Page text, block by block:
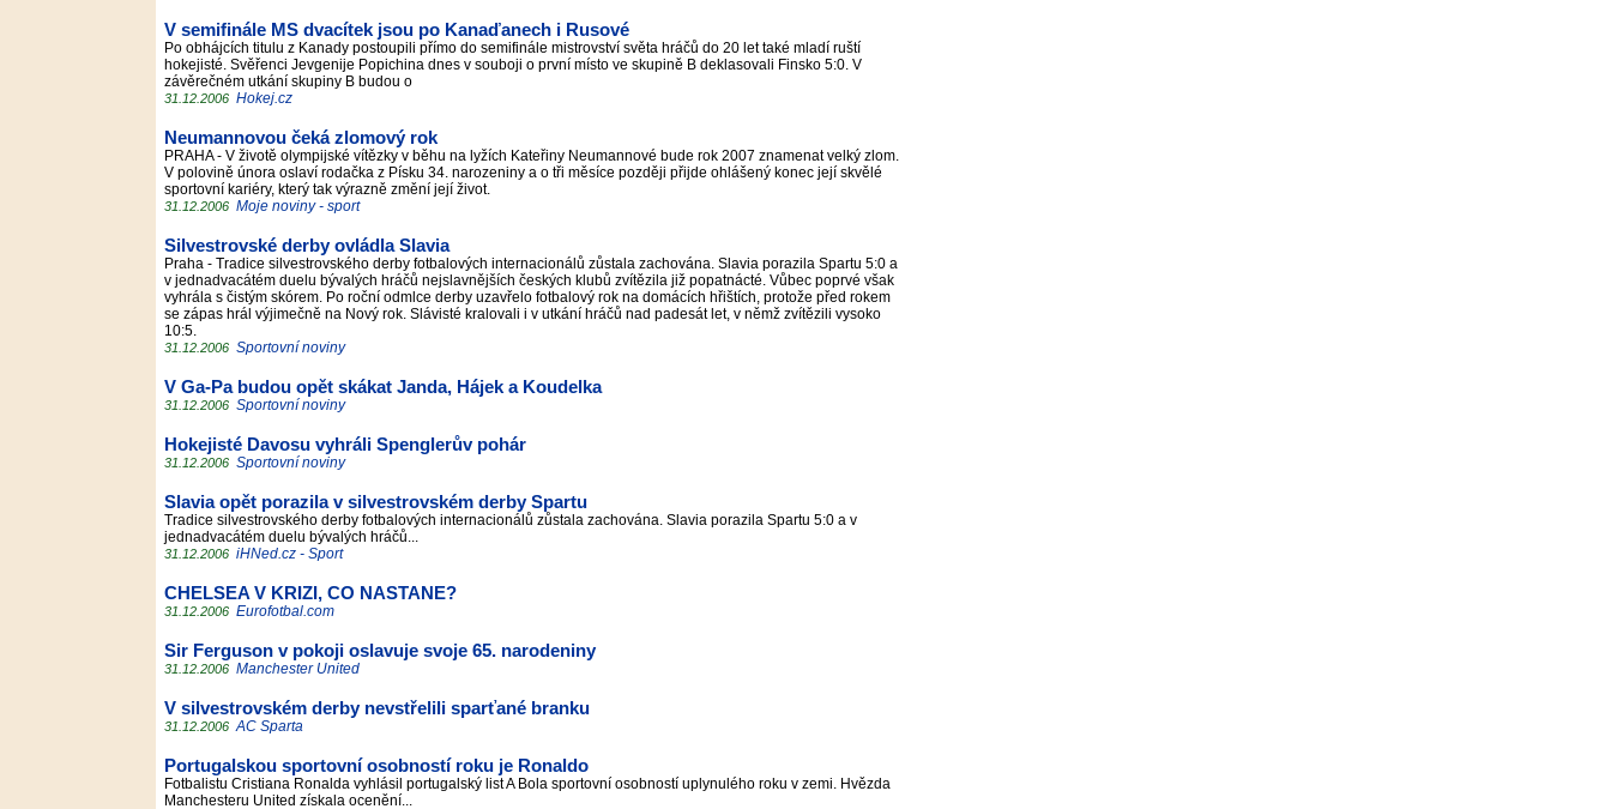
V semifinále MS dvacítek jsou po Kanaďanech i Rusové
Po obhájcích titulu z Kanady postoupili přímo do semifinále mistrovství světa hráčů do 20 let také mladí ruští
hokejisté. Svěřenci Jevgenije Popichina dnes v souboji o první místo ve skupině B deklasovali Finsko 5:0. V
závěrečném utkání skupiny B budou o
31.12.2006 Hokej.cz
Neumannovou čeká zlomový rok
PRAHA - V životě olympijské vítězky v běhu na lyžích Kateřiny Neumannové bude rok 2007 znamenat velký zlom.
V polovině února oslaví rodačka z Písku 34. narozeniny a o tři měsíce později přijde ohlášený konec její skvělé
sportovní kariéry, který tak výrazně změní její život.
31.12.2006 Moje noviny - sport
Silvestrovské derby ovládla Slavia
Praha - Tradice silvestrovského derby fotbalových internacionálů zůstala zachována. Slavia porazila Spartu 5:0 a
v jednadvacátém duelu bývalých hráčů nejslavnějších českých klubů zvítězila již popatnácté. Vůbec poprvé však
vyhrála s čistým skórem. Po roční odmlce derby uzavřelo fotbalový rok na domácích hřištích, protože před rokem
se zápas hrál výjimečně na Nový rok. Slávisté kralovali i v utkání hráčů nad padesát let, v němž zvítězili vysoko
10:5.
31.12.2006 Sportovní noviny
V Ga-Pa budou opět skákat Janda, Hájek a Koudelka
31.12.2006 Sportovní noviny
Hokejisté Davosu vyhráli Spenglerův pohár
31.12.2006 Sportovní noviny
Slavia opět porazila v silvestrovském derby Spartu
Tradice silvestrovského derby fotbalových internacionálů zůstala zachována. Slavia porazila Spartu 5:0 a v
jednadvacátém duelu bývalých hráčů...
31.12.2006 iHNed.cz - Sport
CHELSEA V KRIZI, CO NASTANE?
31.12.2006 Eurofotbal.com
Sir Ferguson v pokoji oslavuje svoje 65. narodeniny
31.12.2006 Manchester United
V silvestrovském derby nevstřelili sparťané branku
31.12.2006 AC Sparta
Portugalskou sportovní osobností roku je Ronaldo
Fotbalistu Cristiana Ronalda vyhlásil portugalský list A Bola sportovní osobností uplynulého roku v zemi. Hvězda
Manchesteru United získala ocenění...